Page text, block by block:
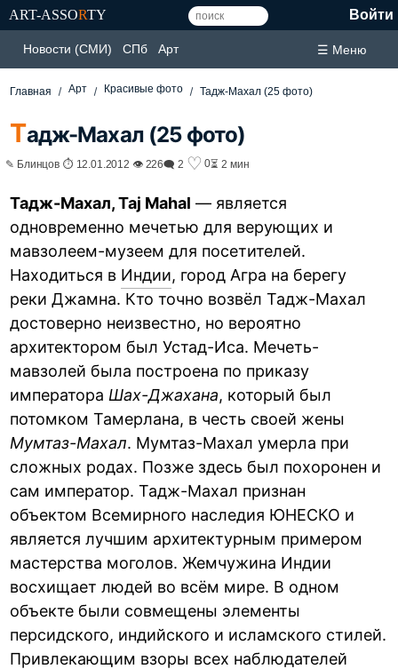
ART-ASSORTY Войти
Новости (СМИ) СПб Арт ☰ Меню
Главная Арт Красивые фото Тадж-Махал (25 фото)
Тадж-Махал (25 фото)
✎ Блинцов ⏱ 12.01.2012 👁 226🗨 2 ♡ 0⏳ 2 мин
Тадж-Махал, Taj Mahal — является
одновременно мечетью для верующих и
мавзолеем-музеем для посетителей.
Находиться в Индии, город Агра на берегу
реки Джамна. Кто точно возвёл Тадж-Махал
достоверно неизвестно, но вероятно
архитектором был Устад-Иса. Мечеть-
мавзолей была построена по приказу
императора Шах-Джахана, который был
потомком Тамерлана, в честь своей жены
Мумтаз-Махал. Мумтаз-Махал умерла при
сложных родах. Позже здесь был похоронен и
сам император. Тадж-Махал признан
объектом Всемирного наследия ЮНЕСКО и
является лучшим архитектурным примером
мастерства моголов. Жемчужина Индии
восхищает людей во всём мире. В одном
объекте были совмещены элементы
персидского, индийского и исламского стилей.
Привлекающим взоры всех наблюдателей